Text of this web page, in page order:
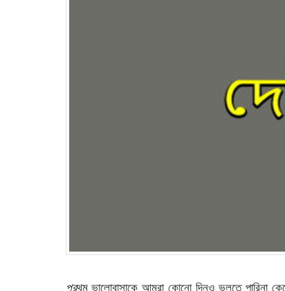
প্রথম ভালোবাসাকে আমরা কোনো দিনও ভুলতে পারিনা